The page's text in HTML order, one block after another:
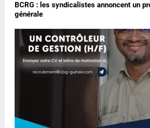
BCRG : les syndicalistes annoncent un
générale